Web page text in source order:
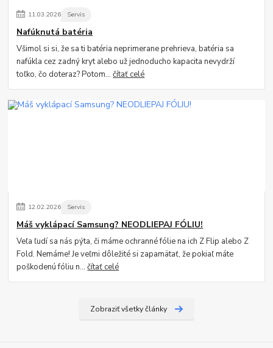
11.03.2026 Servis
Nafúknutá batéria
Všimol si si, že sa ti batéria neprimerane prehrieva, batéria sa
nafúkla cez zadný kryt alebo už jednoducho kapacita nevydrží
toľko, čo doteraz? Potom...čítať celé
12.02.2026 Servis
Máš vyklápací Samsung? NEODLIEPAJ FÓLIU!
Veľa ľudí sa nás pýta, či máme ochranné fólie na ich Z Flip alebo Z
Fold. Nemáme! Je veľmi dôležité si zapamätať, že pokiaľ máte
poškodenú fóliu n...čítať celé
Zobraziť všetky články